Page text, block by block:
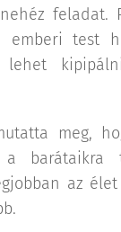
feladat.
test
lehet
meg,
barátaikra
az